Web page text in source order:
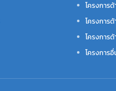
โครงการ
โครงการ
โครงการ
โครงการ